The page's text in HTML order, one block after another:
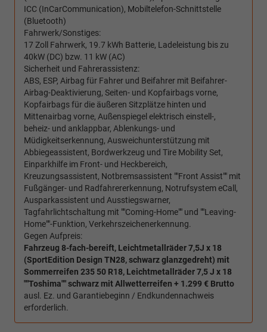
ICC (InCarCommunication), Mobiltelefon-Schnittstelle
(Bluetooth)
Fahrwerk/Sonstiges:
17 Zoll Fahrwerk, 19.7 kWh Batterie, Ladeleistung bis zu
40kW (DC) bzw. 11 kW (AC)
Sicherheit und Fahrerassistenz:
ABS, ESP, Airbag für Fahrer und Beifahrer mit Beifahrer-
Airbag-Deaktivierung, Seiten- und Kopfairbags vorne,
Kopfairbags für die äußeren Sitzplätze hinten und
Mittenairbag vorne, Außenspiegel elektrisch einstell-,
beheiz- und anklappbar, Ablenkungs- und
Müdigkeitserkennung, Ausweichunterstützung mit
Abbiegeassistent, Bordwerkzeug und Tire Mobility Set,
Einparkhilfe im Front- und Heckbereich,
Kreuzungsassistent, Notbremsassistent ""Front Assist"" mit
Fußgänger- und Radfahrererkennung, Notrufsystem eCall,
Ausparkassistent und Ausstiegswarner,
Tagfahrlichtschaltung mit ""Coming-Home"" und ""Leaving-
Home""-Funktion, Verkehrszeichenerkennung.
Gegen Aufpreis:
Fahrzeug 8-fach-bereift, Leichtmetallräder 7,5J x 18
(SportEdition Design TN28, schwarz glanzgedreht) mit
Sommerreifen 235 50 R18, Leichtmetallräder 7,5 J x 18
""Toshima"" schwarz mit Allwetterreifen + 1.299 € Brutto
ausl. Ez. und Garantiebeginn / Endkundennachweis
erforderlich.